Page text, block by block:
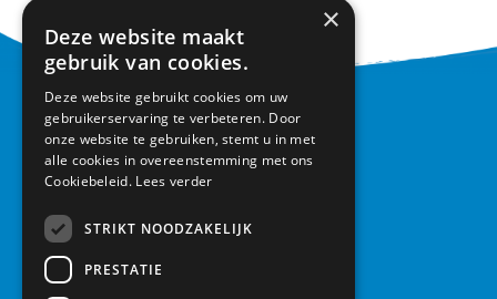
CONTACT
Basisschool Vroonestein
Lohengrinhof 15-17
030 – 6037291
×
Deze website maakt
gebruik van cookies.
Deze website gebruikt cookies om uw
gebruikerservaring te verbeteren. Door
onze website te gebruiken, stemt u in met
alle cookies in overeenstemming met ons
Cookiebeleid. Lees verder
STRIKT NOODZAKELIJK
PRESTATIE